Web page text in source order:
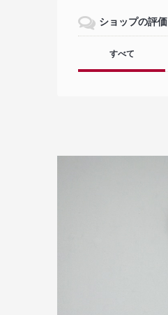
ショップの評価
すべて